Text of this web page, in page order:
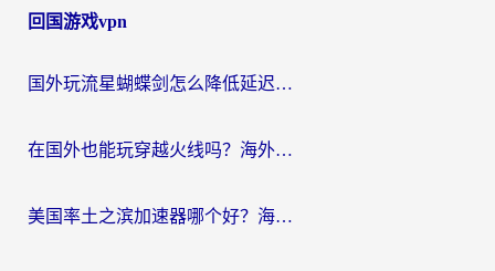
回国游戏vpn
国外玩流星蝴蝶剑怎么降低延迟？海外党必看的加速秘籍（含欧洲鸣潮&彩虹岛优化攻略）
在国外也能玩穿越火线吗？海外玩家国服游戏畅玩终极指南
美国率土之滨加速器哪个好？海外党国服游戏畅玩终极指南（附多游戏解决方案）